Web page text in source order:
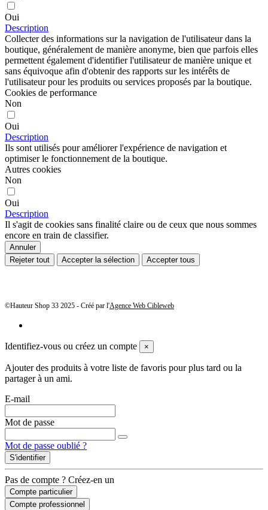
Oui
Description
Collecter des informations sur la navigation de l'utilisateur dans la
boutique, généralement de manière anonyme, bien que parfois elles
permettent également d'identifier l'utilisateur de manière unique et
sans équivoque afin d'obtenir des rapports sur les intérêts de
l'utilisateur pour les produits ou services proposés par la boutique.
Cookies de performance
Non
Oui
Description
Ils sont utilisés pour améliorer l'expérience de navigation et
optimiser le fonctionnement de la boutique.
Autres cookies
Non
Oui
Description
Il s'agit de cookies sans finalité claire ou de ceux que nous sommes
encore en train de classifier.
Annuler
Rejeter tout
Accepter la sélection Accepter tous
©Hauteur Shop 33 2025 - Créé par l'Agence Web Cibleweb
Identifiez-vous ou créez un compte ×
Ajouter des produits à votre liste de favoris pour plus tard ou la
partager à un ami.
E-mail
Mot de passe
Mot de passe oublié ?
S'identifier
Pas de compte ? Créez-en un
Compte particulier
Compte professionnel